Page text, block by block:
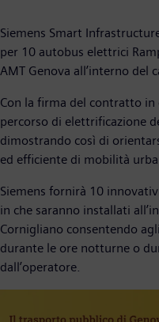
Siemens Smart
per 10 autobus elettrici
AMT Genova all’interno del
Con la firma del contratto
percorso di elettrificazione
dimostrando così di
ed efficiente di mobilità
Siemens fornirà 10
in che saranno installati
Cornigliano consentendo
durante le ore notturne o
dall’operatore.